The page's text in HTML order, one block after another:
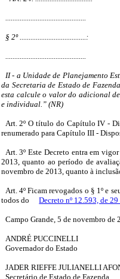
.............................................
§ 2º .....................................:
.............................................
II - a Unidade de Planejamento
da Secretaria de Estado de
esta calcule o valor do adicional
e individual.” (NR)
Art. 2º O título do Capítulo IV -
renumerado para Capítulo III -
Art. 3º Este Decreto entra em
2013, quanto ao período de
novembro de 2013, quanto à
Art. 4º Ficam revogados o § 1º e
todos do
Decreto nº 12.593, de
Campo Grande, 5 de novembro de
ANDRÉ PUCCINELLI
Governador do Estado
JADER RIEFFE JULIANELLI
Secretário de Estado de Fazenda